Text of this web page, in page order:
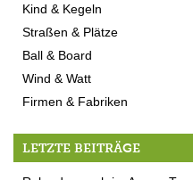
Kind & Kegeln
Straßen & Plätze
Ball & Board
Wind & Watt
Firmen & Fabriken
LETZTE BEITRÄGE